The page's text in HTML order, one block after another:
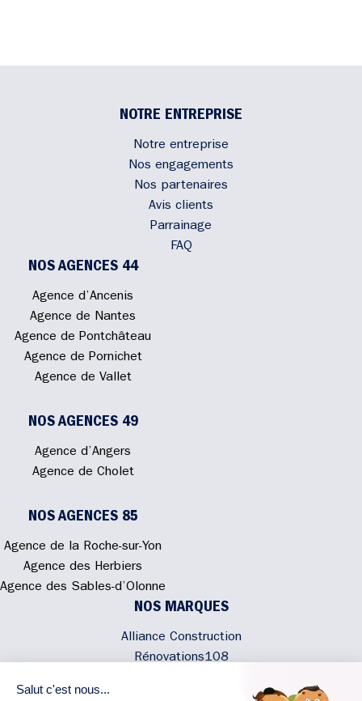
NOTRE ENTREPRISE
Notre entreprise
Nos engagements
Nos partenaires
Avis clients
Parrainage
FAQ
NOS AGENCES 44
Agence d’Ancenis
Agence de Nantes
Agence de Pontchâteau
Agence de Pornichet
Agence de Vallet
NOS AGENCES 49
Agence d’Angers
Agence de Cholet
NOS AGENCES 85
Agence de la Roche-sur-Yon
Agence des Herbiers
Agence des Sables-d’Olonne
NOS MARQUES
Alliance Construction
Rénovations108